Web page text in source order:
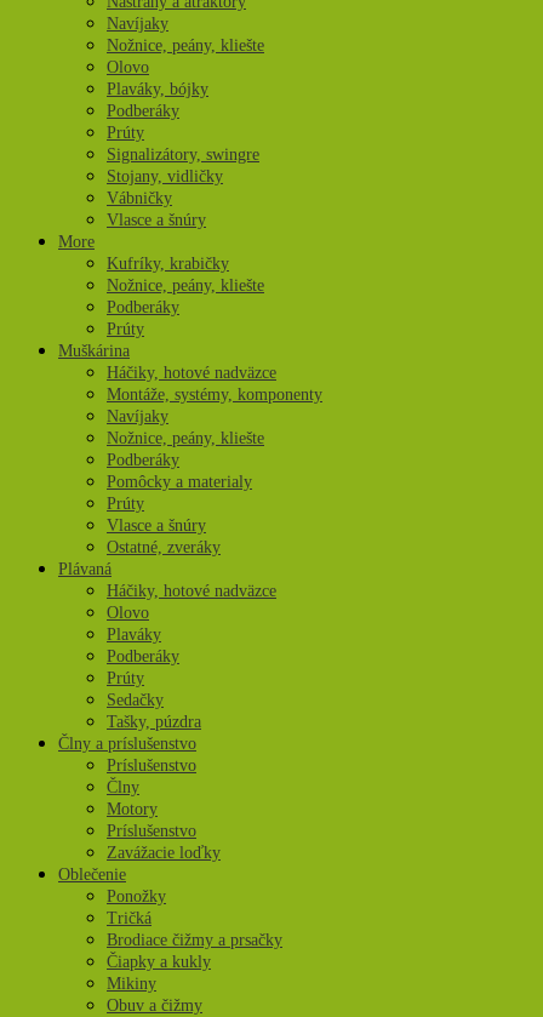
Navíjaky
Nožnice, peány, kliešte
Olovo
Plaváky, bójky
Podberáky
Prúty
Signalizátory, swingre
Stojany, vidličky
Vábničky
Vlasce a šnúry
More
Kufríky, krabičky
Nožnice, peány, kliešte
Podberáky
Prúty
Muškárina
Háčiky, hotové nadväzce
Montáže, systémy, komponenty
Navíjaky
Nožnice, peány, kliešte
Podberáky
Pomôcky a materialy
Prúty
Vlasce a šnúry
Ostatné, zveráky
Plávaná
Háčiky, hotové nadväzce
Olovo
Plaváky
Podberáky
Prúty
Sedačky
Tašky, púzdra
Člny a príslušenstvo
Príslušenstvo
Člny
Motory
Príslušenstvo
Zavážacie loďky
Oblečenie
Ponožky
Tričká
Brodiace čižmy a prsačky
Čiapky a kukly
Mikiny
Obuv a čižmy